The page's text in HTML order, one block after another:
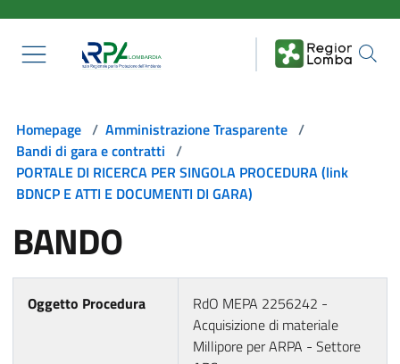
Homepage / Amministrazione Trasparente /
Bandi di gara e contratti /
PORTALE DI RICERCA PER SINGOLA PROCEDURA (link
BDNCP E ATTI E DOCUMENTI DI GARA)
BANDO
Oggetto Procedura
RdO MEPA 2256242 -
Acquisizione di materiale
Millipore per ARPA - Settore